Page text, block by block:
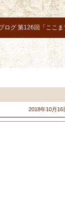
ログ 第126回「ここま
2018年10月16